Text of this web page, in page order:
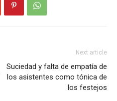
Next article
Suciedad y falta de empatía de
los asistentes como tónica de
los festejos